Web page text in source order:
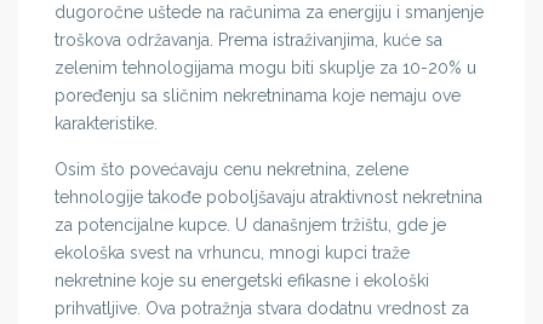
dugoročne uštede na računima za energiju i smanjenje
troškova održavanja. Prema istraživanjima, kuće sa
zelenim tehnologijama mogu biti skuplje za 10-20% u
poređenju sa sličnim nekretninama koje nemaju ove
karakteristike.
Osim što povećavaju cenu nekretnina, zelene
tehnologije takođe poboljšavaju atraktivnost nekretnina
za potencijalne kupce. U današnjem tržištu, gde je
ekološka svest na vrhuncu, mnogi kupci traže
nekretnine koje su energetski efikasne i ekološki
prihvatljive. Ova potražnja stvara dodatnu vrednost za